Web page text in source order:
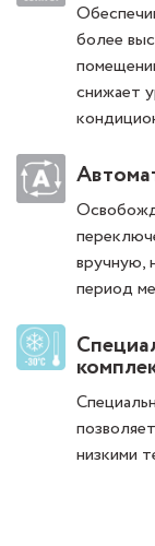
более
снижает
вручную,
период
низкими